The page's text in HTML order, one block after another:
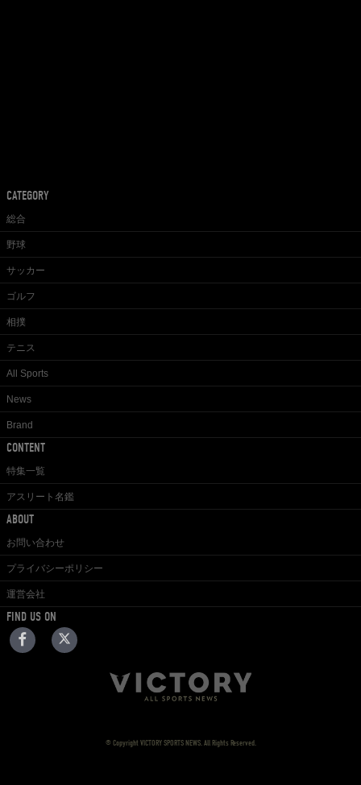
CATEGORY
総合
野球
サッカー
ゴルフ
相撲
テニス
All Sports
News
Brand
CONTENT
特集一覧
アスリート名鑑
ABOUT
お問い合わせ
プライバシーポリシー
運営会社
FIND US ON
© Copyright VICTORY SPORTS NEWS. All Rights Reserved.